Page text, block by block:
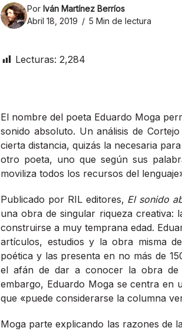
Por Iván Martínez Berríos
Abril 18, 2019
5 Min de lectura
Lecturas: 2,284
El nombre del poeta Eduardo Moga
sonido absoluto. Un análisis de
cierta distancia, quizás la necesaria
otro poeta, uno que según sus
moviliza todos los recursos del
Publicado por RIL editores, El sonido
una obra de singular riqueza creativa:
construirse a muy temprana edad.
artículos, estudios y la obra misma
poética y las presenta en no más de
el afán de dar a conocer la obra
embargo, Eduardo Moga se centra en
que «puede considerarse la columna
Moga parte explicando las razones de